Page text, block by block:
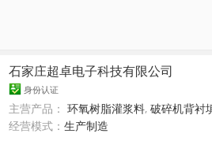
石家庄超卓电子科技有限公司
身份认证
主营产品：环氧树脂灌浆料,破碎机背衬
经营模式：生产制造